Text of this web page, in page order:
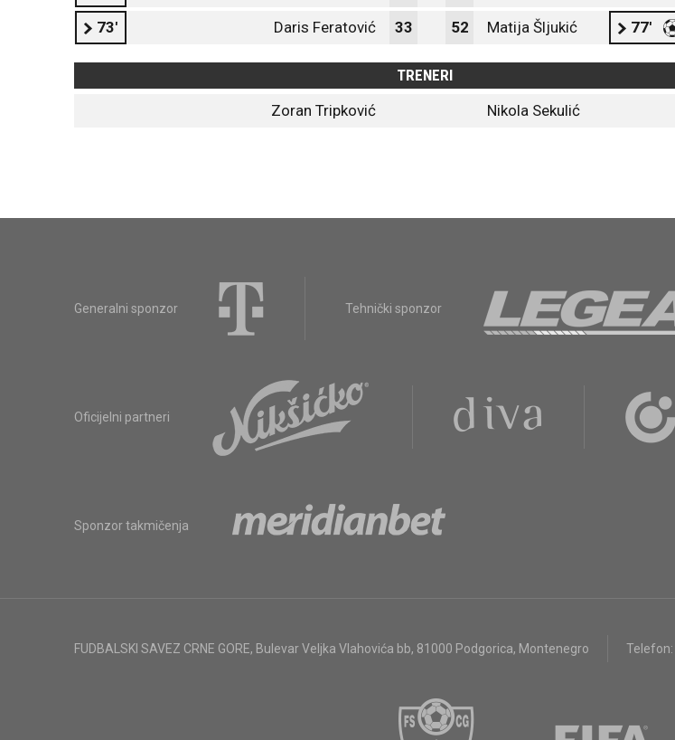
73' Daris Feratović 33 52 Matija Šljukić 77'
TRENERI
Zoran Tripković
Nikola Sekulić
Generalni sponzor Tehnički sponzor
Oficijelni partneri
Sponzor takmičenja
FUDBALSKI SAVEZ CRNE GORE, Bulevar Veljka Vlahovića bb, 81000 Podgorica, Montenegro Telefon: